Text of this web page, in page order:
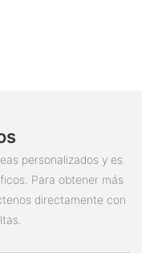
personalizados y es
Para obtener más
directamente con